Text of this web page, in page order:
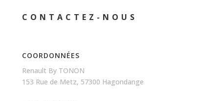
CONTACTEZ-NOUS
COORDONNÉES
Renault By TONON
153 Rue de Metz, 57300 Hagondange